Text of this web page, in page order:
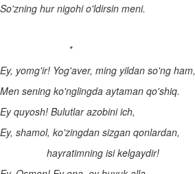
So'zning hur nigohi o'ldirsin meni.
*
Ey, yomg'ir! Yog'aver, ming yildan so'ng ham,
Men sening ko'nglingda aytaman qo'shiq.
Ey quyosh! Bulutlar azobini ich,
Ey, shamol, ko'zingdan sizgan qonlardan,
hayratimning isi kelgaydir!